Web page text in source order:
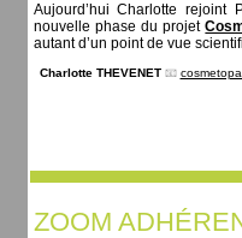
Aujourd’hui Charlotte
nouvelle phase du projet
autant d’un point de vue
Charlotte THEVENET 📧
ZOOM